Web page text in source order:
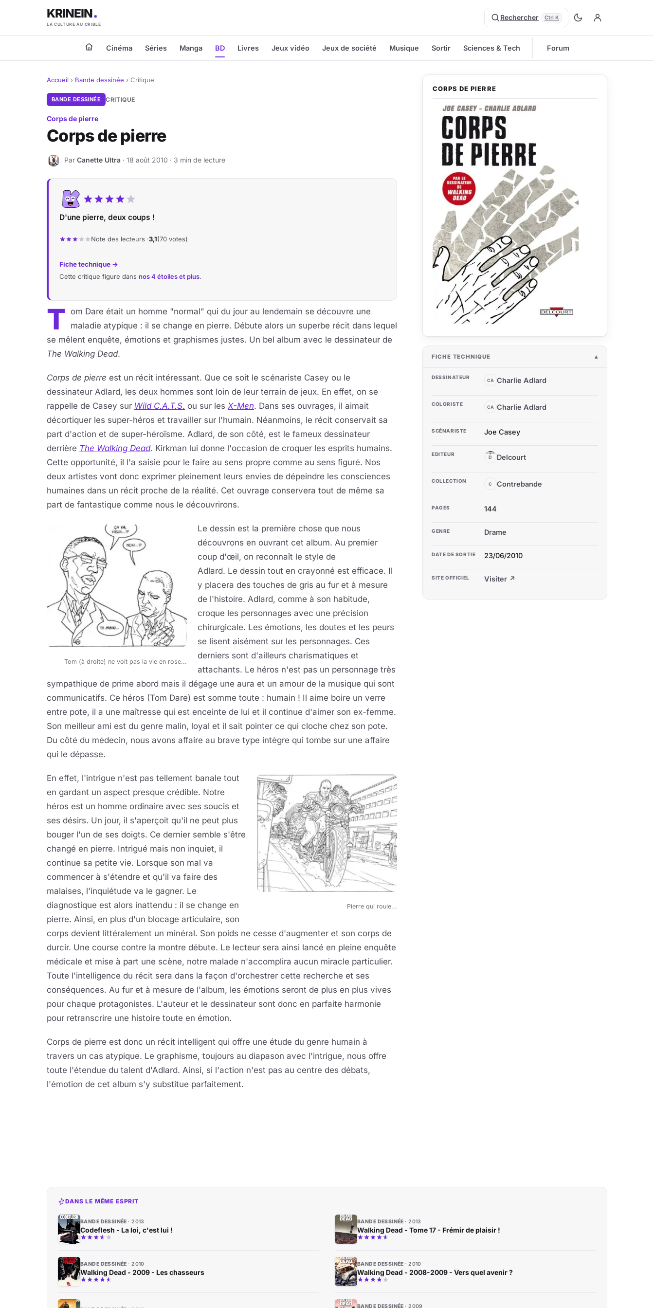
KRINEIN
LA CULTURE AU CRIBLE
Rechercher Ctrl K
Cinéma Séries Manga BD Livres Jeux vidéo Jeux de société Musique Sortir Sciences & Tech Forum
Accueil › Bande dessinée › Critique
BANDE DESSINÉE CRITIQUE
Corps de pierre
Corps de pierre
C Par Canette Ultra · 18 août 2010 · 3 min de lecture
D'une pierre, deux coups !
Note des lecteurs ·3,1(70 votes)
Fiche technique →
Cette critique figure dans nos 4 étoiles et plus.
T om Dare était un homme "normal" qui du jour au lendemain se découvre une
maladie atypique : il se change en pierre. Débute alors un superbe récit dans lequel
se mêlent enquête, émotions et graphismes justes. Un bel album avec le dessinateur de
The Walking Dead.
Corps de pierre est un récit intéressant. Que ce soit le scénariste Casey ou le
dessinateur Adlard, les deux hommes sont loin de leur terrain de jeux. En effet, on se
rappelle de Casey sur Wild C.A.T.S. ou sur les X-Men. Dans ses ouvrages, il aimait
décortiquer les super-héros et travailler sur l'humain. Néanmoins, le récit conservait sa
part d'action et de super-héroïsme. Adlard, de son côté, est le fameux dessinateur
derrière The Walking Dead. Kirkman lui donne l'occasion de croquer les esprits humains.
Cette opportunité, il l'a saisie pour le faire au sens propre comme au sens figuré. Nos
deux artistes vont donc exprimer pleinement leurs envies de dépeindre les consciences
humaines dans un récit proche de la réalité. Cet ouvrage conservera tout de même sa
part de fantastique comme nous le découvrirons.
Tom (à droite) ne voit pas la vie en rose...
Le dessin est la première chose que nous
découvrons en ouvrant cet album. Au premier
coup d'œil, on reconnaît le style de
Adlard. Le dessin tout en crayonné est efficace. Il
y placera des touches de gris au fur et à mesure
de l'histoire. Adlard, comme à son habitude,
croque les personnages avec une précision
chirurgicale. Les émotions, les doutes et les peurs
se lisent aisément sur les personnages. Ces
derniers sont d'ailleurs charismatiques et
attachants. Le héros n'est pas un personnage très
sympathique de prime abord mais il dégage une aura et un amour de la musique qui sont
communicatifs. Ce héros (Tom Dare) est somme toute : humain ! Il aime boire un verre
entre pote, il a une maîtresse qui est enceinte de lui et il continue d'aimer son ex-femme.
Son meilleur ami est du genre malin, loyal et il sait pointer ce qui cloche chez son pote.
Du côté du médecin, nous avons affaire au brave type intègre qui tombe sur une affaire
qui le dépasse.
Pierre qui roule...
En effet, l'intrigue n'est pas tellement banale tout
en gardant un aspect presque crédible. Notre
héros est un homme ordinaire avec ses soucis et
ses désirs. Un jour, il s'aperçoit qu'il ne peut plus
bouger l'un de ses doigts. Ce dernier semble s'être
changé en pierre. Intrigué mais non inquiet, il
continue sa petite vie. Lorsque son mal va
commencer à s'étendre et qu'il va faire des
malaises, l'inquiétude va le gagner. Le
diagnostique est alors inattendu : il se change en
pierre. Ainsi, en plus d'un blocage articulaire, son
corps devient littéralement un minéral. Son poids ne cesse d'augmenter et son corps de
durcir. Une course contre la montre débute. Le lecteur sera ainsi lancé en pleine enquête
médicale et mise à part une scène, notre malade n'accomplira aucun miracle particulier.
Toute l'intelligence du récit sera dans la façon d'orchestrer cette recherche et ses
conséquences. Au fur et à mesure de l'album, les émotions seront de plus en plus vives
pour chaque protagonistes. L'auteur et le dessinateur sont donc en parfaite harmonie
pour retranscrire une histoire toute en émotion.
Corps de pierre est donc un récit intelligent qui offre une étude du genre humain à
travers un cas atypique. Le graphisme, toujours au diapason avec l'intrigue, nous offre
toute l'étendue du talent d'Adlard. Ainsi, si l'action n'est pas au centre des débats,
l'émotion de cet album s'y substitue parfaitement.
CORPS DE PIERRE
FICHE TECHNIQUE
DESSINATEUR CA Charlie Adlard
COLORISTE CA Charlie Adlard
SCÉNARISTE Joe Casey
EDITEUR D Delcourt
COLLECTION C Contrebande
PAGES 144
GENRE Drame
DATE DE SORTIE 23/06/2010
SITE OFFICIEL Visiter ↗
DANS LE MÊME ESPRIT
BANDE DESSINÉE 2013
Codeflesh - La loi, c'est lui !
BANDE DESSINÉE 2013
Walking Dead - Tome 17 - Frémir de plaisir !
BANDE DESSINÉE 2010
Walking Dead - 2009 - Les chasseurs
BANDE DESSINÉE 2010
Walking Dead - 2008-2009 - Vers quel avenir ?
BANDE DESSINÉE 2009